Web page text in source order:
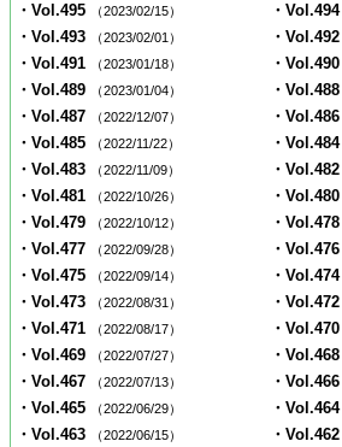
・Vol.495 （2023/02/15） ・Vol.494
・Vol.493 （2023/02/01） ・Vol.492
・Vol.491 （2023/01/18） ・Vol.490
・Vol.489 （2023/01/04） ・Vol.488
・Vol.487 （2022/12/07） ・Vol.486
・Vol.485 （2022/11/22） ・Vol.484
・Vol.483 （2022/11/09） ・Vol.482
・Vol.481 （2022/10/26） ・Vol.480
・Vol.479 （2022/10/12） ・Vol.478
・Vol.477 （2022/09/28） ・Vol.476
・Vol.475 （2022/09/14） ・Vol.474
・Vol.473 （2022/08/31） ・Vol.472
・Vol.471 （2022/08/17） ・Vol.470
・Vol.469 （2022/07/27） ・Vol.468
・Vol.467 （2022/07/13） ・Vol.466
・Vol.465 （2022/06/29） ・Vol.464
・Vol.463 （2022/06/15） ・Vol.462